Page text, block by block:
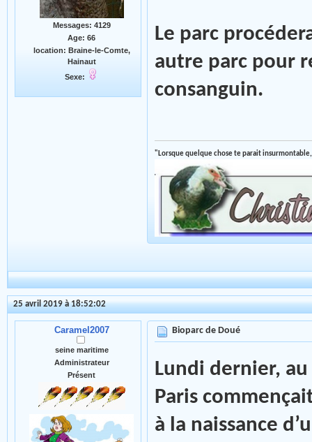
Messages: 4129
Age: 66
location: Braine-le-Comte,
Hainaut
Sexe:
Le parc
autre parc pour
consanguin.
"Lorsque quelque chose te parait
25 avril 2019 à 18:52:02
Caramel2007
seine maritime
Administrateur
Présent
Bioparc de Doué
Lundi dernier,
Paris
à la naissance